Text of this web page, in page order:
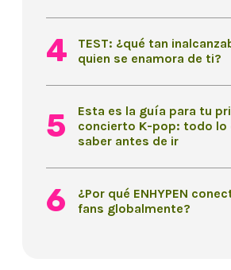
TEST: ¿qué tan
quien se enamora de ti?
Esta es la guía para tu
concierto K-pop: todo lo
saber antes de ir
¿Por qué ENHYPEN
fans globalmente?